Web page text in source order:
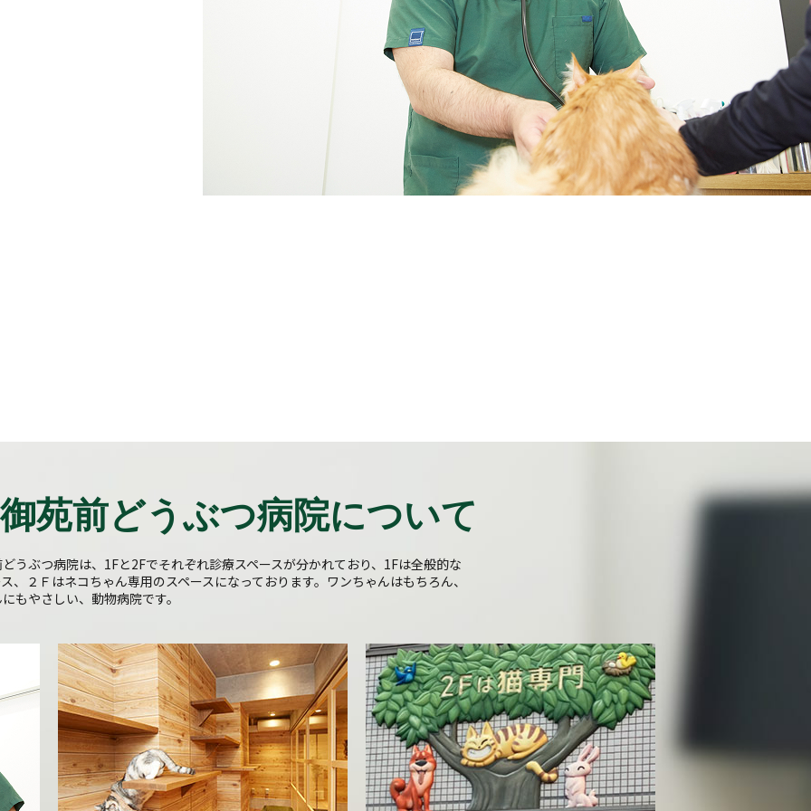
苑前どうぶつ病院について
うぶつ病院は、1Fと2Fでそれぞれ診療スペースが分かれており、1Fは全般的な
、２Ｆはネコちゃん専用のスペースになっております。ワンちゃんはもちろん、
もやさしい、動物病院です。